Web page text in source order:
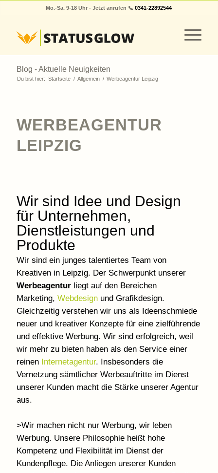
Mo.-Sa. 9-18 Uhr - Jetzt anrufen 📞0341-22892544
Blog - Aktuelle Neuigkeiten
Du bist hier: Startseite / Allgemein / Werbeagentur Leipzig
WERBEAGENTUR
LEIPZIG
Wir sind Idee und Design
für Unternehmen,
Dienstleistungen und
Produkte
Wir sind ein junges talentiertes Team von
Kreativen in Leipzig. Der Schwerpunkt unserer
Werbeagenturliegt auf den Bereichen
Marketing, Webdesignund Grafikdesign.
Gleichzeitig verstehen wir uns als Ideenschmiede
neuer und kreativer Konzepte für eine zielführende
und effektive Werbung. Wir sind erfolgreich, weil
wir mehr zu bieten haben als den Service einer
reinen Internetagentur. Insbesonders die
Vernetzung sämtlicher Werbeauftritte im Dienst
unserer Kunden macht die Stärke unserer Agentur
aus.
>Wir machen nicht nur Werbung, wir leben
Werbung. Unsere Philosophie heißt hohe
Kompetenz und Flexibilität im Dienst der
Kundenpflege. Die Anliegen unserer Kunden